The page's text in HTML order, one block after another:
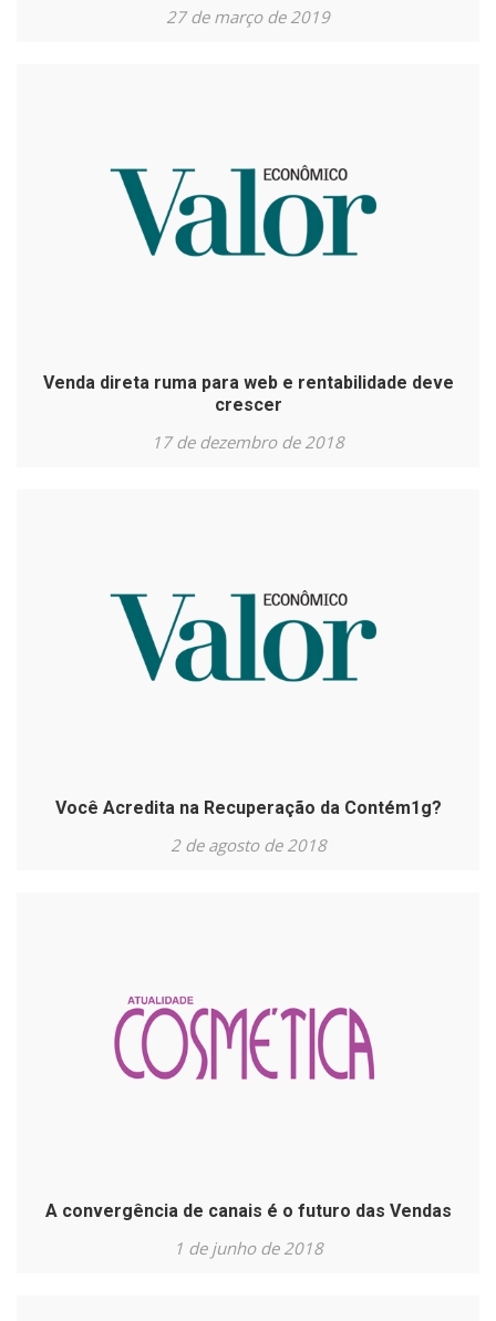
27 de março de 2019
Venda direta ruma para web e rentabilidade deve
crescer
17 de dezembro de 2018
Você Acredita na Recuperação da Contém1g?
2 de agosto de 2018
A convergência de canais é o futuro das Vendas
1 de junho de 2018